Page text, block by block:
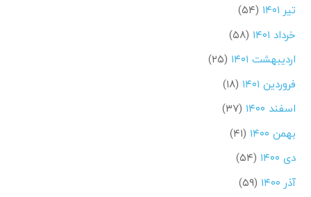
تیر ۱۴۰۱
(۵۴)
خرداد ۱۴۰۱
(۵۸)
اردیبهشت ۱۴۰۱
(۲۵)
فروردین ۱۴۰۱
(۱۸)
اسفند ۱۴۰۰
(۳۷)
بهمن ۱۴۰۰
(۴۱)
دی ۱۴۰۰
(۵۴)
آذر ۱۴۰۰
(۵۹)